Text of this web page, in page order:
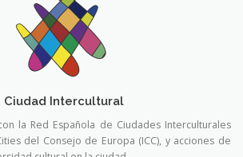
Ciudad Intercultural
la Red Española de Ciudades Interculturales
del Consejo de Europa (ICC), y acciones de